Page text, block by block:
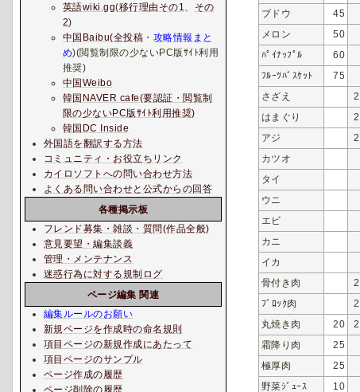
ブドウ
45
メロン
50
ﾊﾟｲﾅｯﾌﾟﾙ
60
ﾌﾙｰﾂﾊﾞｽｹｯﾄ
75
さざえ
はまぐり
アジ
カツオ
タイ
ウニ
エビ
カニ
イカ
骨付き肉
ﾌﾞﾛｯｸ肉
丸焼き肉
20
霜降り肉
25
極厚肉
25
野菜ｼﾞｭｰｽ
10
英語wiki.gg(移行理由その1、 その
2)
中国Baibu(全投稿 ・ 攻略情報まと
め)(閲覧制限の少ないPC版ｻｲﾄ利用
推奨)
中国Weibo
韓国NAVER cafe(要認証・閲覧制
限の少ないPC版ｻｲﾄ利用推奨)
韓国DC Inside
外国語を翻訳する方法
コミュニティ・お役立ちリンク
カイロソフトへの問い合わせ方法
よくある問い合わせと公式からの回答
各種掲示板
フレンド募集・雑談・質問(作品全般)
意見要望・編集談義
管理・メンテナンス
迷惑行為に対する規制ログ
ページ編集 関連
編集ルールのお願い
新規ページを作成時の命名規則
項目ページの新規作成にあたって
項目ページのサンプル
ページ作成の履歴
ページ削除の履歴